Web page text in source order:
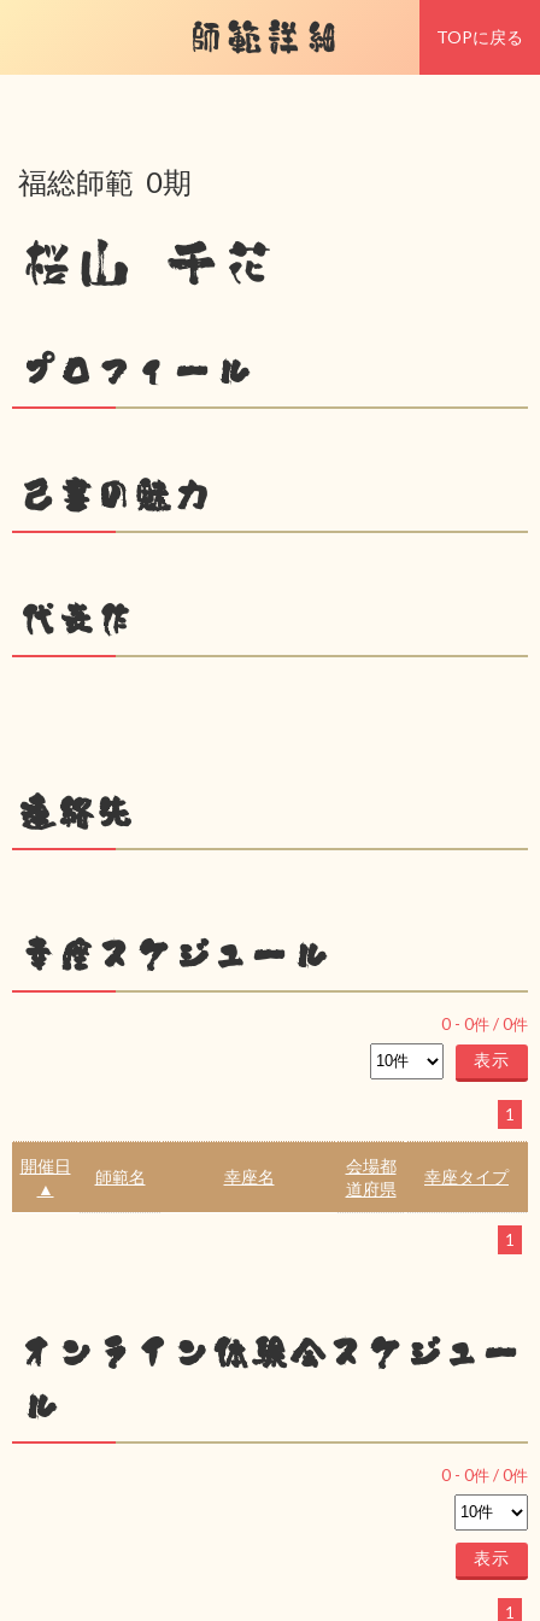
師範詳細 TOPに戻る
福総師範 0期
桜山 千花
プロフィール
己書の魅力
代表作
連絡先
幸座スケジュール
0 - 0件 /0件
1
開催日
▲
師範名 幸座名
会場都
道府県
幸座タイプ
1
オンライン体験会スケジュー
ル
0 - 0件 /0件
1